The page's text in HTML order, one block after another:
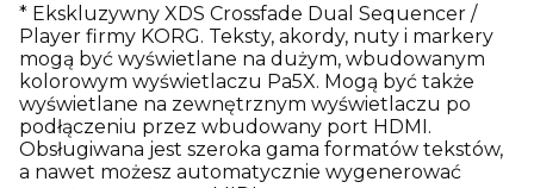
* Ekskluzywny XDS Crossfade Dual Sequencer /
Player firmy KORG. Teksty, akordy, nuty i markery
mogą być wyświetlane na dużym, wbudowanym
kolorowym wyświetlaczu Pa5X. Mogą być także
wyświetlane na zewnętrznym wyświetlaczu po
podłączeniu przez wbudowany port HDMI.
Obsługiwana jest szeroka gama formatów tekstów,
a nawet możesz automatycznie wygenerować